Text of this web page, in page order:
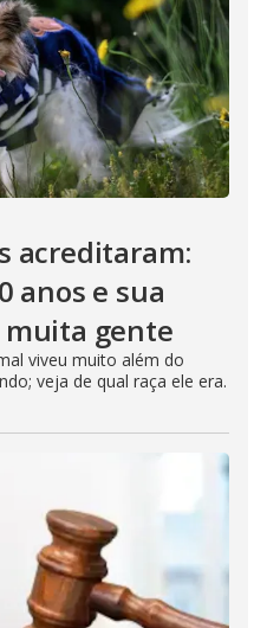
acreditaram:
anos e sua
muita gente
viveu muito além do
veja de qual raça ele era.